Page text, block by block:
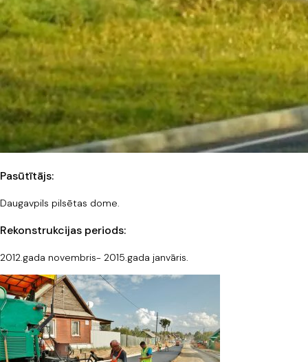
Pasūtītājs:
Daugavpils pilsētas dome.
Rekonstrukcijas periods:
2012.gada novembris- 2015.gada janvāris.